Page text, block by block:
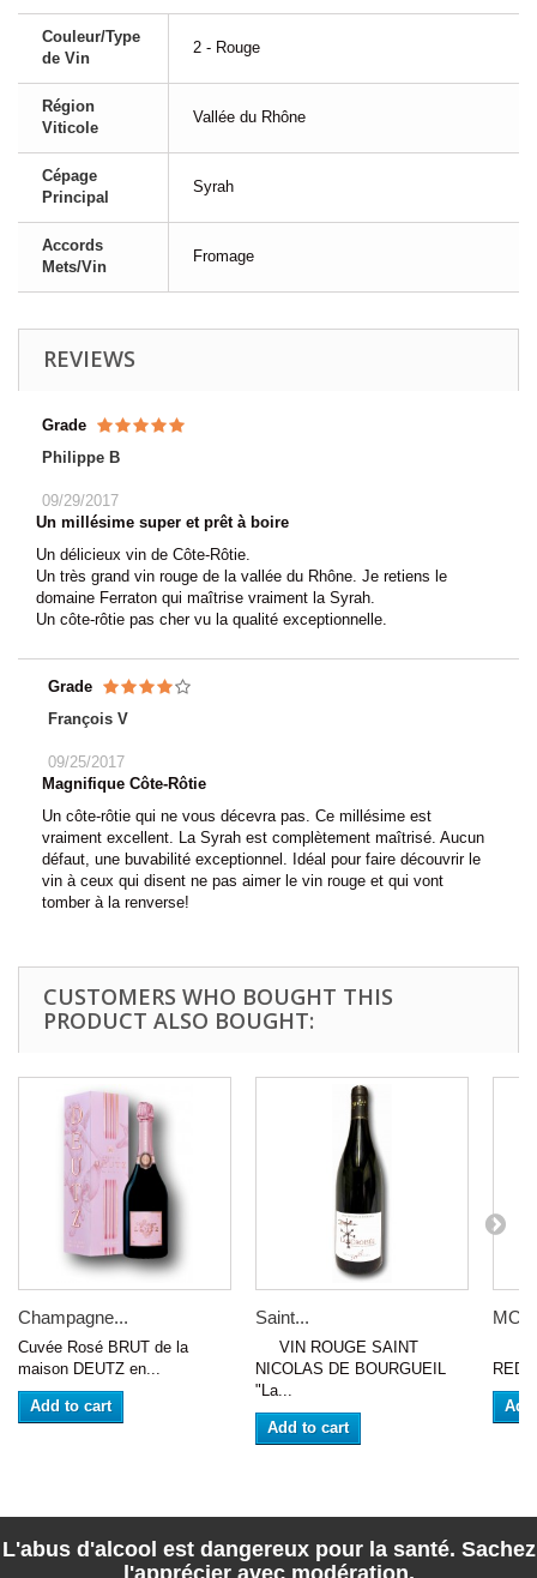
Couleur/Type
de Vin
2 - Rouge
Région
Viticole
Vallée du Rhône
Cépage
Principal
Syrah
Accords
Mets/Vin
Fromage
REVIEWS
Grade
Philippe B
09/29/2017
Un millésime super et prêt à boire
Un délicieux vin de Côte-Rôtie.
Un très grand vin rouge de la vallée du Rhône. Je retiens le
domaine Ferraton qui maîtrise vraiment la Syrah.
Un côte-rôtie pas cher vu la qualité exceptionnelle.
Grade
François V
09/25/2017
Magnifique Côte-Rôtie
Un côte-rôtie qui ne vous décevra pas. Ce millésime est
vraiment excellent. La Syrah est complètement maîtrisé. Aucun
défaut, une buvabilité exceptionnel. Idéal pour faire découvrir le
vin à ceux qui disent ne pas aimer le vin rouge et qui vont
tomber à la renverse!
CUSTOMERS WHO BOUGHT THIS
PRODUCT ALSO BOUGHT:
Champagne...
Cuvée Rosé BRUT de la
maison DEUTZ en...
Add to cart
Saint...
VIN ROUGE SAINT
NICOLAS DE BOURGUEIL
"La...
Add to cart
RED
L'abus d'alcool est dangereux pour la santé. Sachez
l'apprécier avec modération.